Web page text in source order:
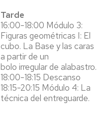
Tarde
16:00-18:00 Módulo 3:
Figuras geométricas I: El
cubo. La Base y las caras
a partir de un
bolo irregular de alabastro.
18:00-18:15 Descanso
18:15-20:15 Módulo 4: La
técnica del entreguarde.